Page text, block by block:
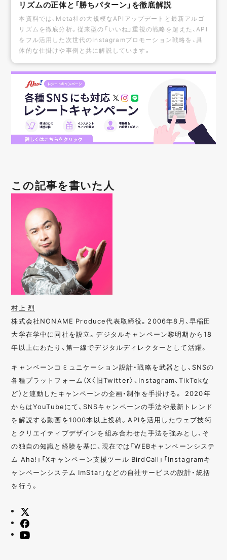
リズムの正体と「勝ちパターン」を徹底解説
本資料では、Meta社の大規模なAPIアップデートと最新アルゴ
リズムを徹底分析。従来型の「いいね」重視の戦略を超えた、API
をフル活用した次世代のInstagramプロモーション戦略を、具
体的な仕掛けや事例と共に解説しています。
この記事を書いた人
村上 烈
株式会社NONAME Produce代表取締役。2006年8月、早稲田
大学在学中に同社を設立。デジタルキャンペーン黎明期から18
年以上にわたり、第一線でデジタルディレクターとして活躍。
キャンペーンコミュニケーション設計・戦略を武器とし、SNSの
各種プラットフォーム（X〈旧Twitter〉、Instagram、TikTokな
ど）と連動したキャンペーンの企画・制作を手掛ける。 2020年
からはYouTubeにて、SNSキャンペーンの手法や最新トレンド
を解説する動画を1000本以上投稿。APIを活用したウェブ技術
とクリエイティブデザインを組み合わせた手法を強みとし、そ
の独自の知識と経験を基に、現在では「WEBキャンペーンシステ
ム Aha!」「Xキャンペーン支援ツール BirdCall」「Instagramキ
ャンペーンシステム ImStar」などの自社サービスの設計・統括
を行う。